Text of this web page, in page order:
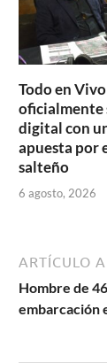
Todo en
oficialmente
digital con
apuesta por
salteño
6 agosto, 2026
ARTÍCULO
Hombre de
embarcación